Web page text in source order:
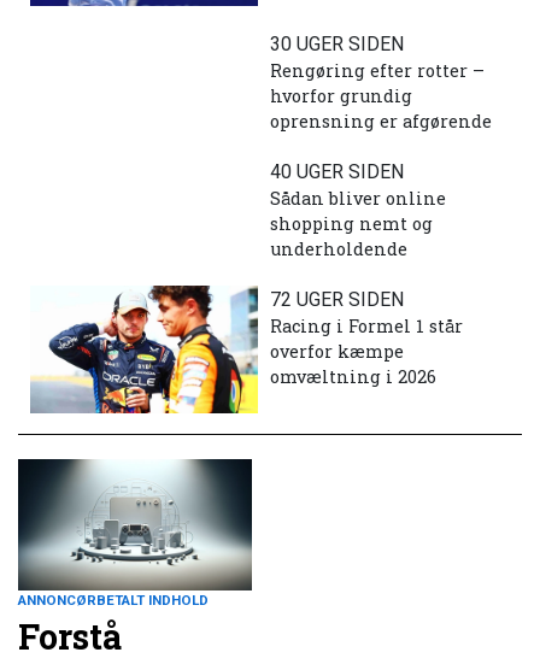
30 UGER SIDEN
Rengøring efter rotter –
hvorfor grundig
oprensning er afgørende
40 UGER SIDEN
Sådan bliver online
shopping nemt og
underholdende
72 UGER SIDEN
Racing i Formel 1 står
overfor kæmpe
omvæltning i 2026
ANNONCØRBETALT INDHOLD
Forstå